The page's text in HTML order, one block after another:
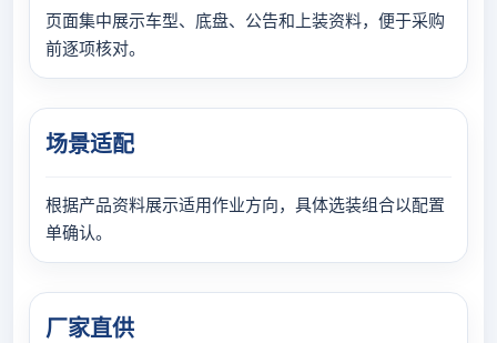
页面集中展示车型、底盘、公告和上装资料，便于采购
前逐项核对。
场景适配
根据产品资料展示适用作业方向，具体选装组合以配置
单确认。
厂家直供